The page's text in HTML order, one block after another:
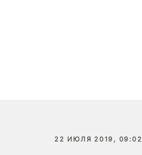
22 ИЮЛЯ 2019, 09:02